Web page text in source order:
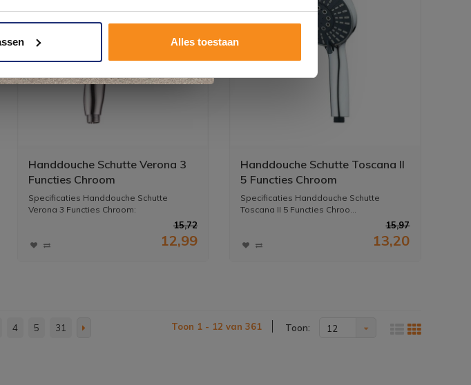
Alles toestaan
Handdouche Schutte Verona 3
Functies Chroom
Specificaties Handdouche Schutte
Verona 3 Functies Chroom:
15,72
12,99
Handdouche Schutte Toscana II
5 Functies Chroom
Specificaties Handdouche Schutte
Toscana II 5 Functies Chroo...
15,97
13,20
4 5 31 Toon 1 - 12 van 361 Toon: 12
zelf het verschil!